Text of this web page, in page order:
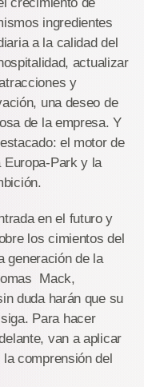
ingredientes
a la calidad del
actualizar
y
una deseo de
de la empresa. Y
el motor de
Europa-Park y la
en el futuro y
los cimientos del
generación de la
Mack,
duda harán que su
Para hacer
van a aplicar
comprensión del